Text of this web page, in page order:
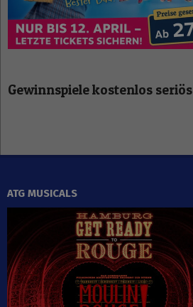
Gewinnspiele kostenlos seriös
ATG MUSICALS